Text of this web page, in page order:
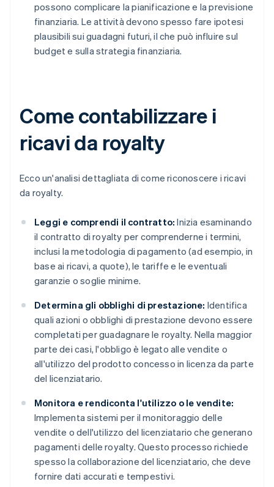
possono complicare la pianificazione e la previsione
finanziaria. Le attività devono spesso fare ipotesi
plausibili sui guadagni futuri, il che può influire sul
budget e sulla strategia finanziaria.
Come contabilizzare i
ricavi da royalty
Ecco un'analisi dettagliata di come riconoscere i ricavi
da royalty.
Leggi e comprendi il contratto: Inizia esaminando
il contratto di royalty per comprenderne i termini,
inclusi la metodologia di pagamento (ad esempio, in
base ai ricavi, a quote), le tariffe e le eventuali
garanzie o soglie minime.
Determina gli obblighi di prestazione: Identifica
quali azioni o obblighi di prestazione devono essere
completati per guadagnare le royalty. Nella maggior
parte dei casi, l'obbligo è legato alle vendite o
all'utilizzo del prodotto concesso in licenza da parte
del licenziatario.
Monitora e rendiconta l'utilizzo o le vendite:
Implementa sistemi per il monitoraggio delle
vendite o dell'utilizzo del licenziatario che generano
pagamenti delle royalty. Questo processo richiede
spesso la collaborazione del licenziatario, che deve
fornire dati accurati e tempestivi.